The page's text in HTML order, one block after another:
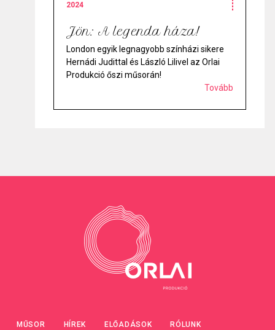
2024
Jön: A legenda háza!
London egyik legnagyobb színházi sikere
Hernádi Judittal és László Lilivel az Orlai
Produkció őszi műsorán!
Tovább
MŰSOR HÍREK ELŐADÁSOK RÓLUNK